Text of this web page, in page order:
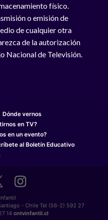
físico.
o emisión de
de cualquier otra
de la autorización
Nacional de Televisión.
Dónde vernos
en TV?
en un evento?
al Boletín Educativo
- Chile Tel (56-2) 592 27
14 cntvinfantil.cl